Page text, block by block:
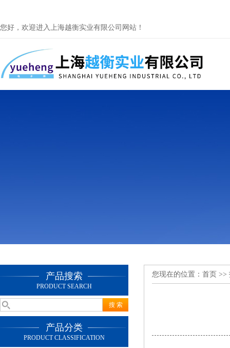
您好，欢迎进入上海越衡实业有限公司网站！
产品搜索
PRODUCT SEARCH
产品分类
PRODUCT CLASSIFICATION
您现在的位置： 首页 >>